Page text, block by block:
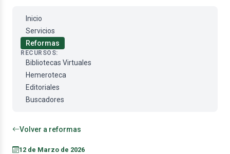
Inicio
Servicios
Reformas
RECURSOS:
Bibliotecas Virtuales
Hemeroteca
Editoriales
Buscadores
Volver a reformas
12 de Marzo de 2026